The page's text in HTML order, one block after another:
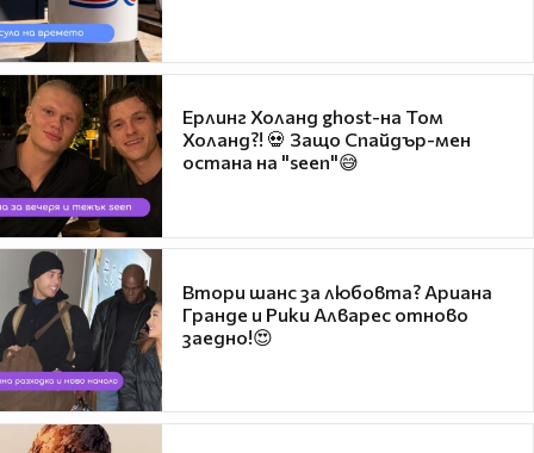
Ерлинг Холанд ghost-на Том
Холанд?! 💀 Защо Спайдър-мен
остана на "seen"😅
Втори шанс за любовта? Ариана
Гранде и Рики Алварес отново
заедно!😍